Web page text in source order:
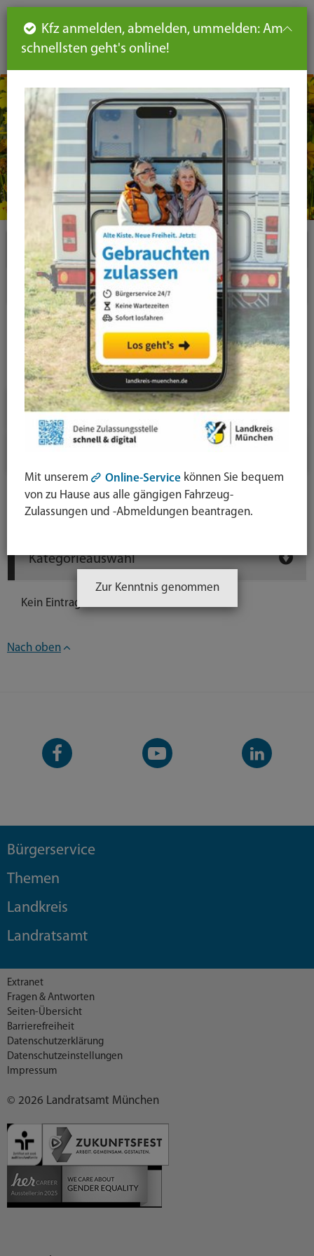
DE
Newsarchiv
Kategorieauswahl
Kein Eintrag vorhanden.
Plugins
News-Liste
News-Detail
Jahresauswahl
2026
2025
Nach oben
Facebook-
Seite
YouTube-
Kanal
LinkedIn-
Kanal
Bürgerservice
Themen
Landkreis
Landratsamt
© 2026 Landratsamt München
Extranet
Fragen & Antworten
Seiten-Übersicht
Barrierefreiheit
Datenschutzerklärung
Datenschutzeinstellungen
Impressum
Seiteninhalt
Hauptnavigation
Seitennavigation
leichte
Sprache
Kfz anmelden, abmelden, ummelden: Am
schnellsten geht's online!
Mit unserem Online-Service können Sie bequem
von zu Hause aus alle gängigen Fahrzeug-
Zulassungen und -Abmeldungen beantragen.
Zur Kenntnis genommen